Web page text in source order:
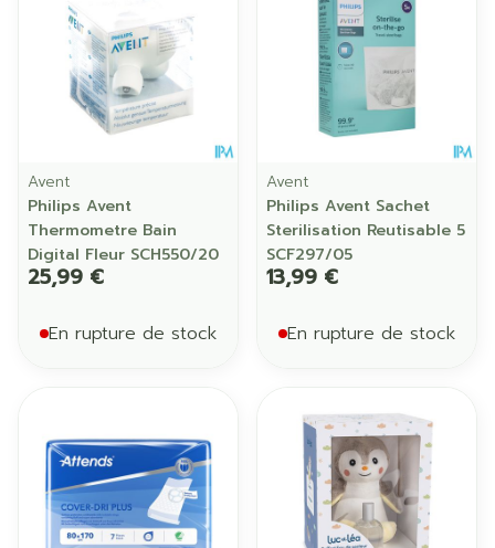
Avent
Philips Avent
Thermometre Bain
Digital Fleur SCH550/20
25,99 €
En rupture de stock
Avent
Philips Avent Sachet
Sterilisation Reutisable 5
SCF297/05
13,99 €
En rupture de stock